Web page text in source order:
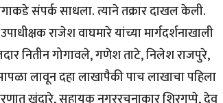
संपर्क साधला. त्याने तक्रार दाखल केली.
राजेश वाघमारे यांच्या मार्गदर्शनाखाली
नितीन गोगावले, गणेश ताटे, निलेश राजपुरे,
लावून दहा लाखापैकी पाच लाखाचा पहिला